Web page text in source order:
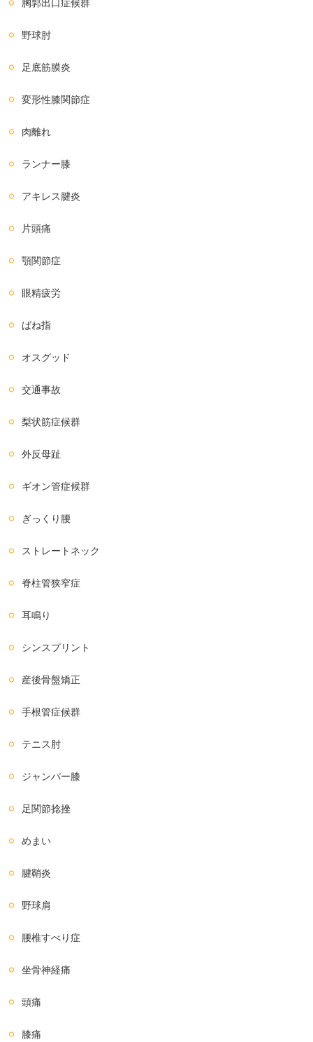
胸郭出口症候群
野球肘
足底筋膜炎
変形性膝関節症
肉離れ
ランナー膝
アキレス腱炎
片頭痛
顎関節症
眼精疲労
ばね指
オスグッド
交通事故
梨状筋症候群
外反母趾
ギオン管症候群
ぎっくり腰
ストレートネック
脊柱管狭窄症
耳鳴り
シンスプリント
産後骨盤矯正
手根管症候群
テニス肘
ジャンパー膝
足関節捻挫
めまい
腱鞘炎
野球肩
腰椎すべり症
坐骨神経痛
頭痛
膝痛